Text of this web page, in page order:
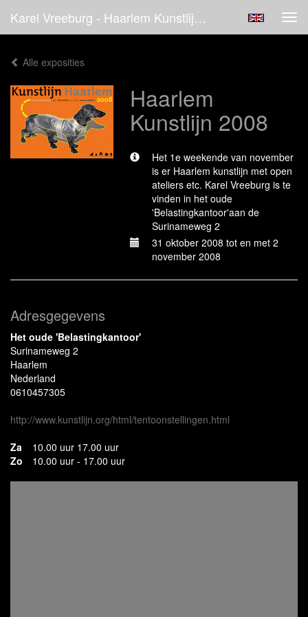
Karel Vreeburg - Haarlem Kunstlijn 2008
Alle exposities
Haarlem
Kunstlijn 2008
Het 1e weekende van november
is er Haarlem kunstlijn met open
ateliers etc. Karel Vreeburg is te
vinden in het oude
'Belastingkantoor'aan de
Surinameweg 2
31 oktober 2008 tot en met 2
november 2008
Adresgegevens
Het oude 'Belastingkantoor'
Surinameweg 2
Haarlem
Nederland
0610457305
http://www.kunstlijn.org/html/tentoonstellingen.html
Za
10.00 uur 17.00 uur
Zo
10.00 uur - 17.00 uur